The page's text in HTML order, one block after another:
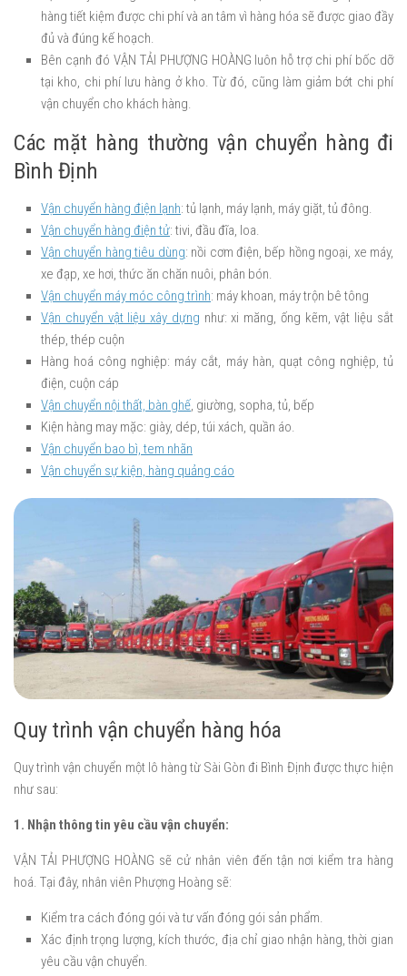
hàng tiết kiệm được chi phí và an tâm vì hàng hóa sẽ được giao đầy
đủ và đúng kế hoạch.
Bên cạnh đó VẬN TẢI PHƯỢNG HOÀNG luôn hỗ trợ chi phí bốc dỡ
tại kho, chi phí lưu hàng ở kho. Từ đó, cũng làm giảm bớt chi phí
vận chuyển cho khách hàng.
Các mặt hàng thường vận chuyển hàng đi
Bình Định
Vận chuyển hàng điện lạnh: tủ lạnh, máy lạnh, máy giặt, tủ đông.
Vận chuyển hàng điện tử: tivi, đầu đĩa, loa.
Vận chuyển hàng tiêu dùng: nồi cơm điện, bếp hồng ngoại, xe máy,
xe đạp, xe hơi, thức ăn chăn nuôi, phân bón.
Vận chuyển máy móc công trình: máy khoan, máy trộn bê tông
Vận chuyển vật liệu xây dựng như: xi măng, ống kẽm, vật liệu sắt
thép, thép cuộn
Hàng hoá công nghiệp: máy cắt, máy hàn, quạt công nghiệp, tủ
điện, cuộn cáp
Vận chuyển nội thất, bàn ghế, giường, sopha, tủ, bếp
Kiện hàng may mặc: giày, dép, túi xách, quần áo.
Vận chuyển bao bì, tem nhãn
Vận chuyển sự kiện, hàng quảng cáo
Quy trình vận chuyển hàng hóa
Quy trình vận chuyển một lô hàng từ Sài Gòn đi Bình Định được thực hiện
như sau:
1. Nhận thông tin yêu cầu vận chuyển:
VẬN TẢI PHƯỢNG HOÀNG sẽ cử nhân viên đến tận nơi kiểm tra hàng
hoá. Tại đây, nhân viên Phượng Hoàng sẽ:
Kiểm tra cách đóng gói và tư vấn đóng gói sản phẩm.
Xác định trọng lượng, kích thước, địa chỉ giao nhận hàng, thời gian
yêu cầu vận chuyển.